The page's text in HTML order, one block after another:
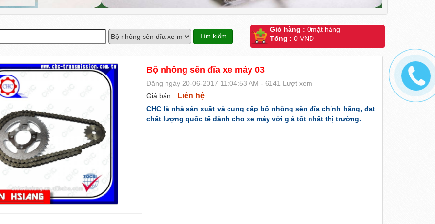
Giỏ hàng : 0mặt hàng
Tổng : 0 VND
Bộ nhông sên đĩa xe máy 03
Đăng ngày 20-06-2017 11:04:53 AM - 6141 Lượt xem
Giá bán:
Liên hệ
CHC là nhà sản xuất và cung cấp bộ nhông sên đĩa chính hãng, đạt
chất lượng quốc tế dành cho xe máy với giá tốt nhất thị trường.